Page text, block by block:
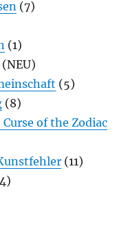
(7)
(1)
(NEU)
(5)
(8)
of the Zodiac
(11)